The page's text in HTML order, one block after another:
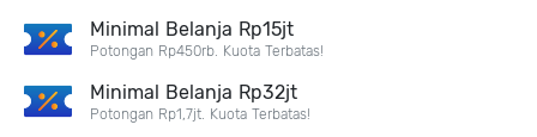
Minimal Belanja Rp15jt
Potongan Rp450rb. Kuota Terbatas!
Minimal Belanja Rp32jt
Potongan Rp1,7jt. Kuota Terbatas!